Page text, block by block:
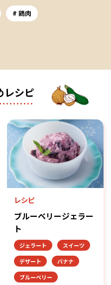
鶏肉
レシピ
レシピ
ブルーベリージェラー
ト
ジェラート
スイーツ
デザート
バナナ
ブルーベリー